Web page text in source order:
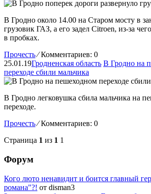
В Гродно около 14.00 на Старом мосту в
грузовик ГАЗ, а его задел Citroen, из-за
в пробках.
Прочесть ⁄Комментариев: 0
25.01.19Гродненская область В Гродно на
переходе сбили мальчика
В Гродно легковушка сбила мальчика на
переходе.
Прочесть ⁄Комментариев: 0
Страница 1 из 1 1
Форум
Кого люто ненавидит и боится главный
романа"?! от disman3